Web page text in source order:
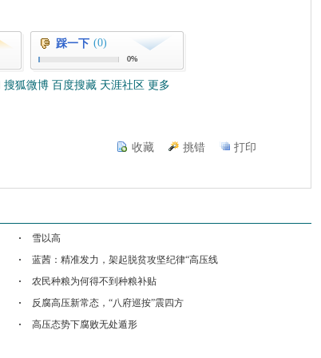
踩一下 (0)
0%
搜狐微博 百度搜藏 天涯社区 更多
收藏 挑错 打印
雪以高
蓝茜：精准发力，架起脱贫攻坚纪律“高压线
农民种粮为何得不到种粮补贴
反腐高压新常态，“八府巡按”震四方
高压态势下腐败无处遁形